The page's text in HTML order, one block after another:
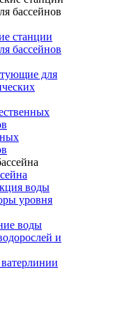
станции
бассейнов
для
воды
уровня
воды
и